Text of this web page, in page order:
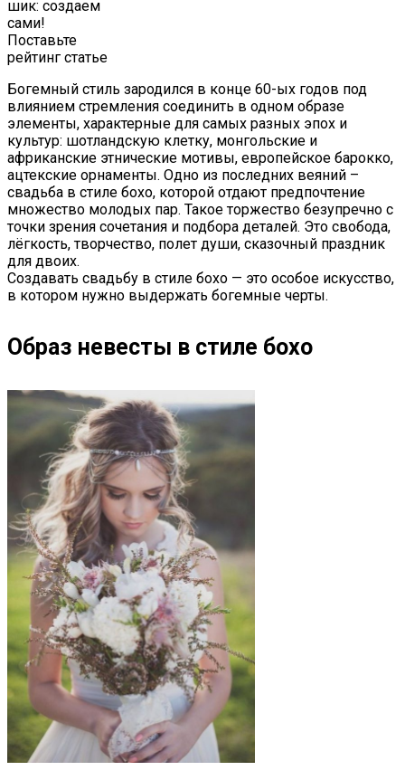
шик: создаем
сами!
Поставьте
рейтинг статье
Богемный стиль зародился в конце 60-ых годов под
влиянием стремления соединить в одном образе
элементы, характерные для самых разных эпох и
культур: шотландскую клетку, монгольские и
африканские этнические мотивы, европейское барокко,
ацтекские орнаменты. Одно из последних веяний –
свадьба в стиле бохо, которой отдают предпочтение
множество молодых пар. Такое торжество безупречно с
точки зрения сочетания и подбора деталей. Это свобода,
лёгкость, творчество, полет души, сказочный праздник
для двоих.
Создавать свадьбу в стиле бохо — это особое искусство,
в котором нужно выдержать богемные черты.
Образ невесты в стиле бохо